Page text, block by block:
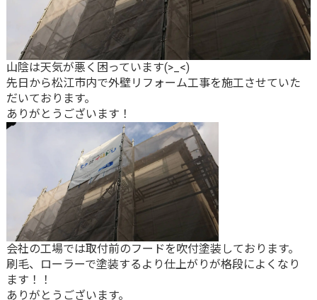
山陰は天気が悪く困っています(>_<)
先日から松江市内で外壁リフォーム工事を施工させていた
だいております。
ありがとうございます！
会社の工場では取付前のフードを吹付塗装しております。
刷毛、ローラーで塗装するより仕上がりが格段によくなり
ます！！
ありがとうございます。